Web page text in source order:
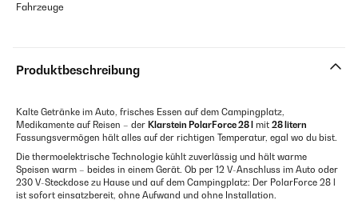
Fahrzeuge
Produktbeschreibung
Kalte Getränke im Auto, frisches Essen auf dem Campingplatz,
Medikamente auf Reisen – der Klarstein PolarForce 28 l mit 28 litern
Fassungsvermögen hält alles auf der richtigen Temperatur, egal wo du bist.
Die thermoelektrische Technologie kühlt zuverlässig und hält warme
Speisen warm – beides in einem Gerät. Ob per 12 V-Anschluss im Auto oder
230 V-Steckdose zu Hause und auf dem Campingplatz: Der PolarForce 28 l
ist sofort einsatzbereit, ohne Aufwand und ohne Installation.